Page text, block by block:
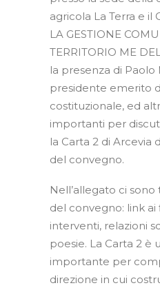
agricola La Terra e il
LA GESTIONE
TERRITORIO ME
la presenza di Paolo
presidente emerito
costituzionale, ed
importanti per
la Carta 2 di Arcevia
del convegno.
Nell’allegato ci
del convegno: link
interventi, relazioni
poesie. La Carta 2 è
importante per
direzione in cui